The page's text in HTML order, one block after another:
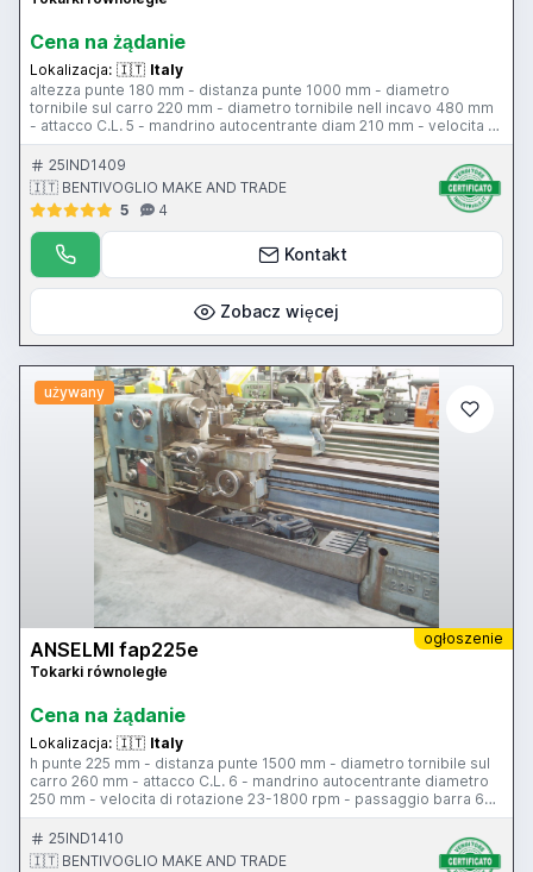
Cena na żądanie
Lokalizacja: 🇮🇹 Italy
altezza punte 180 mm - distanza punte 1000 mm - diametro
tornibile sul carro 220 mm - diametro tornibile nell incavo 480 mm
- attacco C.L. 5 - mandrino autocentrante diam 210 mm - velocita di
rotazione 36-1800 rpm - passaggo barra 45 mm - torretta tipo B
portautensili compresi - larghezza bancale 270 mm - attacco
contropunta c.m. 2 - piattaforma 300 mm - 2 lunette
25IND1409
🇮🇹 BENTIVOGLIO MAKE AND TRADE
5
4
Kontakt
Zobacz więcej
używany
ogłoszenie
ANSELMI fap225e
Tokarki równoległe
Cena na żądanie
Lokalizacja: 🇮🇹 Italy
h punte 225 mm - distanza punte 1500 mm - diametro tornibile sul
carro 260 mm - attacco C.L. 6 - mandrino autocentrante diametro
250 mm - velocita di rotazione 23-1800 rpm - passaggio barra 60
mm - torretta - larghezza bancale 310 mm - attacco contropunta
c.m. 3 - lunette 2
25IND1410
🇮🇹 BENTIVOGLIO MAKE AND TRADE